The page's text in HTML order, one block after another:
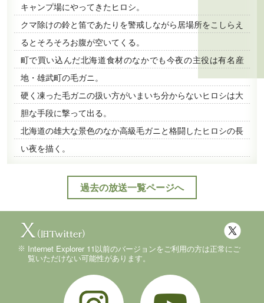
キャンプ場にやってきたヒロシ。
クマ除けの鈴と笛であたりを警戒しながら居場所をこしらえ
るとそろそろお腹が空いてくる。
町で買い込んだ北海道食材のなかでも今夜の主役は有名産
地・雄武町の毛ガニ。
硬く凍った毛ガニの扱い方がいまいち分からないヒロシは大
胆な手段に撃って出る。
北海道の雄大な景色のなか高級毛ガニと格闘したヒロシの長
い夜を描く。
過去の放送一覧ページへ
Internet Explorer 11以前のバージョンをご利用の方は正常にご
覧いただけない可能性があります。
Instagram